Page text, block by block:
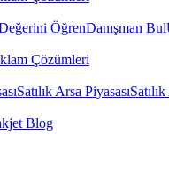
ÖğrenDanışman Bul
Çözümleri
Satılık Arsa Piyasası
Blog